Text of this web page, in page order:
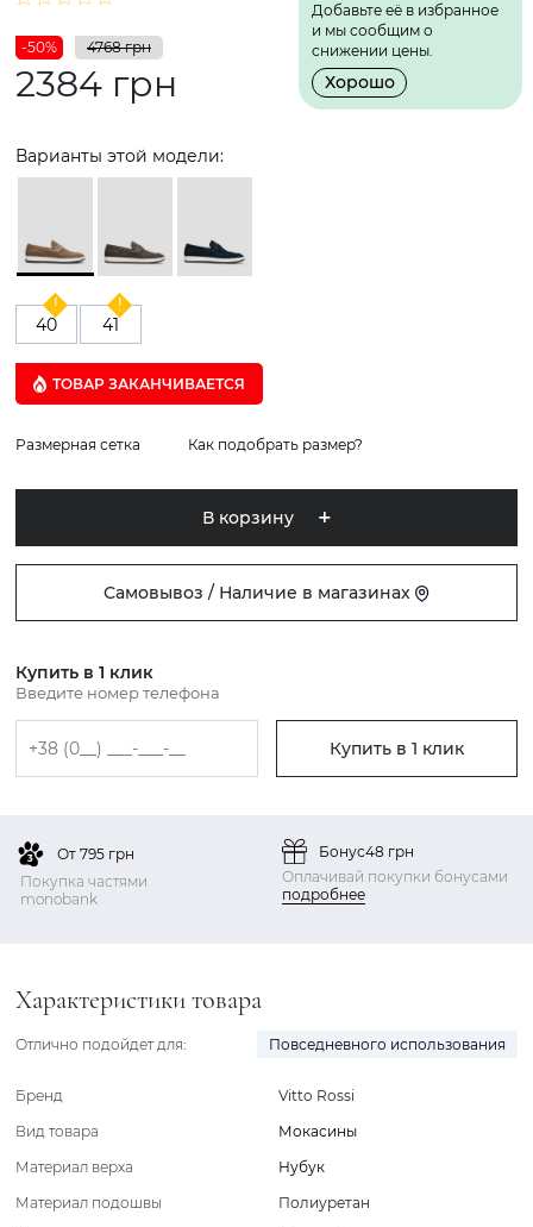
Добавьте её в избранное
и мы сообщим о
снижении цены.
Хорошо
-50% 4768 грн
2384 грн
Варианты этой модели:
40 41
ТОВАР ЗАКАНЧИВАЕТСЯ
Размерная сетка Как подобрать размер?
В корзину
Самовывоз / Наличие в магазинах
Купить в 1 клик
Введите номер телефона
Купить в 1 клик
От 795 грн
Покупка частями
monobank
Бонус48 грн
Оплачивай покупки бонусами
подробнее
Характеристики товара
Отлично подойдет для: Повседневного использования
Бренд
Vitto Rossi
Вид товара
Мокасины
Материал верха
Нубук
Материал подошвы
Полиуретан